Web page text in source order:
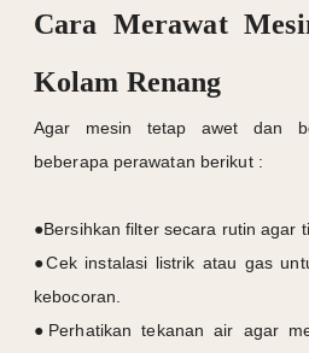
Cara Merawat
Kolam Renang
Agar mesin tetap awet dan
beberapa perawatan berikut :
●Bersihkan filter secara rutin agar
●Cek instalasi listrik atau gas
kebocoran.
● Perhatikan tekanan air agar